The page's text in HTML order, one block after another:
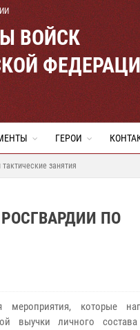
ВОЙСК
ГЕРОИ
занятия
ПО
которые
выучки личного